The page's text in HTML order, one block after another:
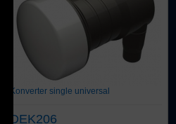
Konverter single universal
DEK206